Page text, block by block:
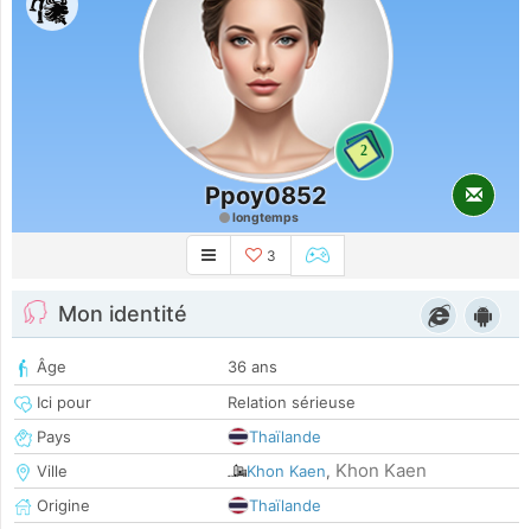
2
Ppoy0852
longtemps
3
Mon identité
Âge
36 ans
Ici pour
Relation sérieuse
Pays
Thaïlande
Ville
Khon Kaen, Khon Kaen
Origine
Thaïlande